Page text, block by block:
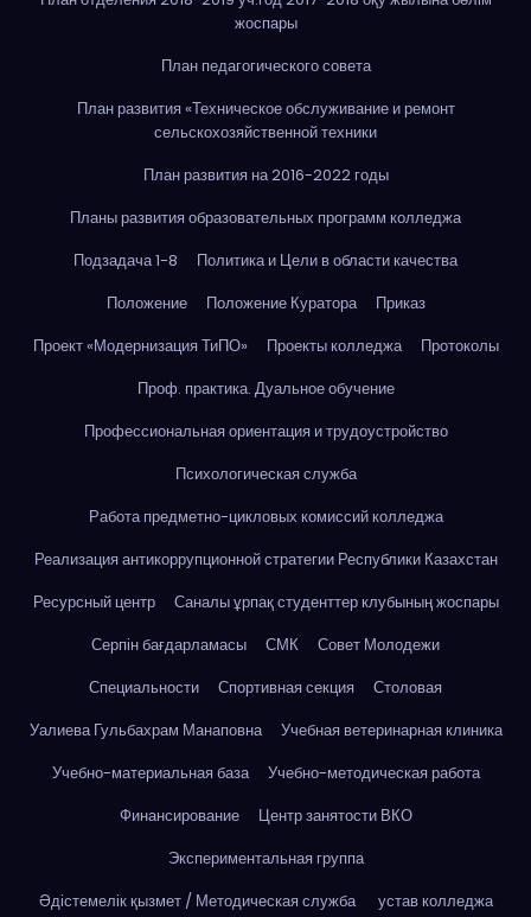
жоспары
План педагогического совета
План развития «Техническое обслуживание и ремонт
сельскохозяйственной техники
План развития на 2016-2022 годы
Планы развития образовательных программ колледжа
Подзадача 1-8
Политика и Цели в области качества
Положение
Положение Куратора
Приказ
Проект «Модернизация ТиПО»
Проекты колледжа
Протоколы
Проф. практика. Дуальное обучение
Профессиональная ориентация и трудоустройство
Психологическая служба
Работа предметно-цикловых комиссий колледжа
Реализация антикоррупционной стратегии Республики Казахстан
Ресурсный центр
Саналы ұрпақ студенттер клубының жоспары
Серпін бағдарламасы
СМК
Совет Молодежи
Специальности
Спортивная секция
Столовая
Уалиева Гульбахрам Манаповна
Учебная ветеринарная клиника
Учебно-материальная база
Учебно-методическая работа
Финансирование
Центр занятости ВКО
Экспериментальная группа
Әдістемелік қызмет / Методическая служба
устав колледжа